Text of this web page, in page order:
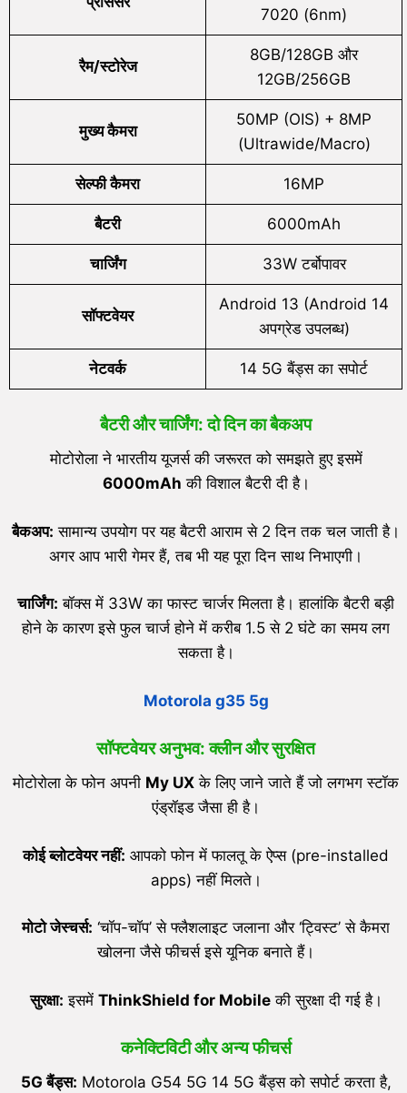
7020 (6nm)
रैम/स्टोरेज
8GB/128GB और
12GB/256GB
मुख्य कैमरा
50MP (OIS) + 8MP
(Ultrawide/Macro)
सेल्फी कैमरा 16MP
बैटरी 6000mAh
चार्जिंग 33W टर्बोपावर
सॉफ्टवेयर
Android 13 (Android 14
अपग्रेड उपलब्ध)
नेटवर्क 14 5G बैंड्स का सपोर्ट
बैटरी और चार्जिंग: दो दिन का बैकअप
मोटोरोला ने भारतीय यूजर्स की जरूरत को समझते हुए इसमें
6000mAh की विशाल बैटरी दी है।
बैकअप: सामान्य उपयोग पर यह बैटरी आराम से 2 दिन तक चल जाती है।
अगर आप भारी गेमर हैं, तब भी यह पूरा दिन साथ निभाएगी।
चार्जिंग: बॉक्स में 33W का फास्ट चार्जर मिलता है। हालांकि बैटरी बड़ी
होने के कारण इसे फुल चार्ज होने में करीब 1.5 से 2 घंटे का समय लग
सकता है।
Motorola g35 5g
सॉफ्टवेयर अनुभव: क्लीन और सुरक्षित
मोटोरोला के फोन अपनी My UX के लिए जाने जाते हैं जो लगभग स्टॉक
एंड्रॉइड जैसा ही है।
कोई ब्लोटवेयर नहीं: आपको फोन में फालतू के ऐप्स (pre-installed
apps) नहीं मिलते।
मोटो जेस्चर्स: ‘चॉप-चॉप’ से फ्लैशलाइट जलाना और ‘ट्विस्ट’ से कैमरा
खोलना जैसे फीचर्स इसे यूनिक बनाते हैं।
सुरक्षा: इसमें ThinkShield for Mobileकी सुरक्षा दी गई है।
कनेक्टिविटी और अन्य फीचर्स
5G बैंड्स: Motorola G54 5G 14 5G बैंड्स को सपोर्ट करता है,